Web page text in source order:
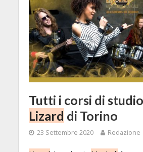
Tutti i corsi di
Lizard di Torino
23 Settembre 2020 Redazione